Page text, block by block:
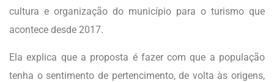
cultura e organização do município para o turismo que
acontece desde 2017.
Ela explica que a proposta é fazer com que a população
tenha o sentimento de pertencimento, de volta às origens,